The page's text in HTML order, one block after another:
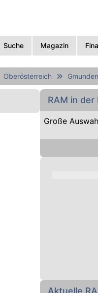
Suche Magazin
Oberösterreich Gmunden
RAM in der
Große
Aktuelle